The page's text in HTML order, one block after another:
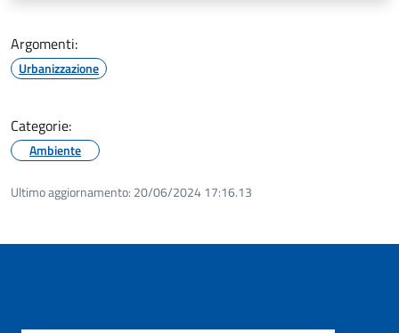
Argomenti:
Urbanizzazione
Categorie:
Ambiente
Ultimo aggiornamento: 20/06/2024 17:16.13